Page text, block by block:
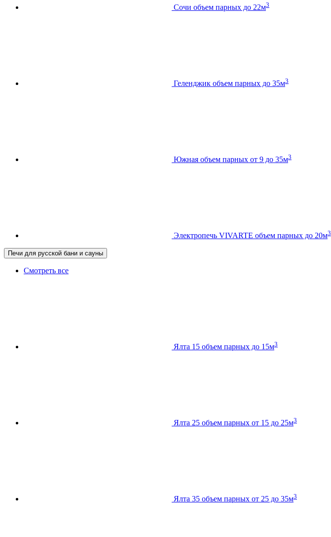
Сочи объем парных до 22м3
Геленджик объем парных до 35м3
Южная объем парных от 9 до 35м3
Электропечь VIVARTE объем парных до 20м3
Печи для русской бани и сауны
Смотреть все
Ялта 15 объем парных до 15м3
Ялта 25 объем парных от 15 до 25м3
Ялта 35 объем парных от 25 до 35м3